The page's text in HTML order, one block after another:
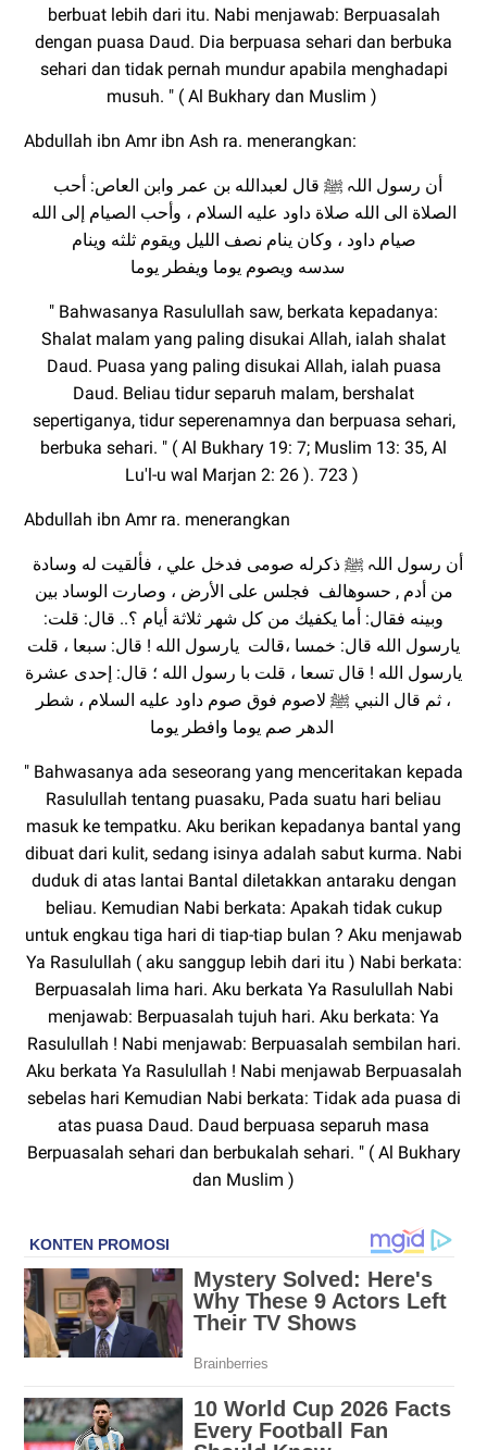
berbuat lebih dari itu. Nabi menjawab: Berpuasalah
dengan puasa Daud. Dia berpuasa sehari dan berbuka
sehari dan tidak pernah mundur apabila menghadapi
musuh. " ( Al Bukhary dan Muslim )
Abdullah ibn Amr ibn Ash ra. menerangkan:
أن رسول اللہ ﷺ قال لعبدالله بن عمر وابن العاص: أحب
الصلاة الى الله صلاة داود عليه السلام ، وأحب الصيام إلى الله
صيام داود ، وكان ينام نصف الليل ويقوم ثلثه وينام
" Bahwasanya Rasulullah saw, berkata kepadanya:
Shalat malam yang paling disukai Allah, ialah shalat
Daud. Puasa yang paling disukai Allah, ialah puasa
Daud. Beliau tidur separuh malam, bershalat
sepertiganya, tidur seperenamnya dan berpuasa sehari,
berbuka sehari. " ( Al Bukhary 19: 7; Muslim 13: 35, Al
Lu'l-u wal Marjan 2: 26 ). 723 )
Abdullah ibn Amr ra. menerangkan
أن رسول اللہ ﷺ ذکرله صومی فدخل علي ، فألقيت له وسادة
من أدم , حسوهالف فجلس على الأرض ، وصارت الوساد بين
وبينه فقال: أما يكفيك من كل شهر ثلاثة أيام ؟.. قال: قلت:
يارسول الله قال: خمسا ،قالت يارسول الله ! قال: سبعا ، قلت
يارسول الله ! قال تسعا ، قلت با رسول الله ؛ قال: إحدى عشرة
، ثم قال النبي ﷺ لاصوم فوق صوم داود علیه السلام ، شطر
" Bahwasanya ada seseorang yang menceritakan kepada
Rasulullah tentang puasaku, Pada suatu hari beliau
masuk ke tempatku. Aku berikan kepadanya bantal yang
dibuat dari kulit, sedang isinya adalah sabut kurma. Nabi
duduk di atas lantai Bantal diletakkan antaraku dengan
beliau. Kemudian Nabi berkata: Apakah tidak cukup
untuk engkau tiga hari di tiap-tiap bulan ? Aku menjawab
Ya Rasulullah ( aku sanggup lebih dari itu ) Nabi berkata:
Berpuasalah lima hari. Aku berkata Ya Rasulullah Nabi
menjawab: Berpuasalah tujuh hari. Aku berkata: Ya
Rasulullah ! Nabi menjawab: Berpuasalah sembilan hari.
Aku berkata Ya Rasulullah ! Nabi menjawab Berpuasalah
sebelas hari Kemudian Nabi berkata: Tidak ada puasa di
atas puasa Daud. Daud berpuasa separuh masa
Berpuasalah sehari dan berbukalah sehari. " ( Al Bukhary
dan Muslim )